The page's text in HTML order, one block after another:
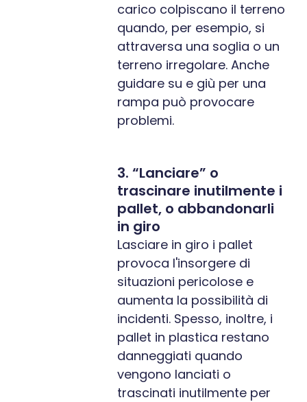
carico colpiscano il terreno
quando, per esempio, si
attraversa una soglia o un
terreno irregolare. Anche
guidare su e giù per una
rampa può provocare
problemi.
3. “Lanciare” o
trascinare inutilmente i
pallet, o abbandonarli
in giro
Lasciare in giro i pallet
provoca l'insorgere di
situazioni pericolose e
aumenta la possibilità di
incidenti. Spesso, inoltre, i
pallet in plastica restano
danneggiati quando
vengono lanciati o
trascinati inutilmente per